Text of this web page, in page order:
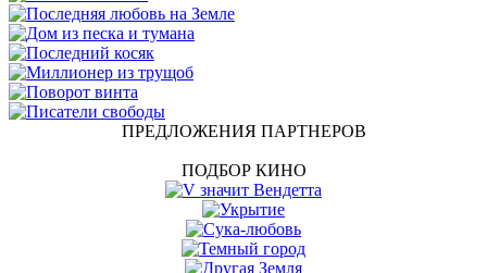
ПРЕДЛОЖЕНИЯ ПАРТНЕРОВ
ПОДБОР КИНО